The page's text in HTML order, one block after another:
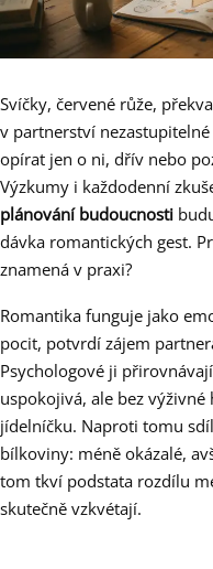
Svíčky, červené růže,
v partnerství
opírat jen o ni, dřív nebo
Výzkumy i každodenní
plánování budoucnosti
dávka romantických gest.
znamená v praxi?
Romantika funguje jako
pocit, potvrdí zájem
Psychologové ji
uspokojivá, ale bez
jídelníčku. Naproti tomu
bílkoviny: méně okázalé,
tom tkví podstata rozdílu
skutečně vzkvétají.